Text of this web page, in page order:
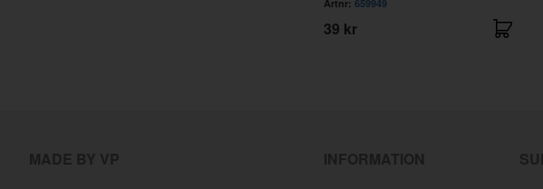
Artnr: 659949
39 kr